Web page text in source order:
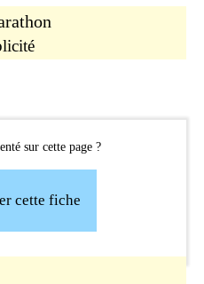
sur cette page ?
cette fiche